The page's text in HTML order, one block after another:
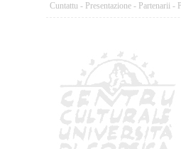
Cuntattu - Presentazione - Partenarii -